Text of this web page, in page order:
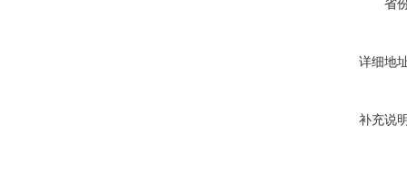
省
详细地
补充说